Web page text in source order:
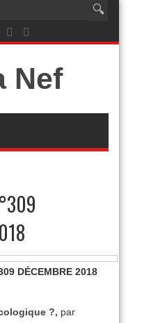
DÉCEMBRE 2018
?, par